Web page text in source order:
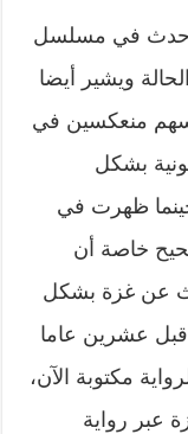
حدث في مسلسل
ويشير أيضا
منعكسين في
بشكل
ظهرت في
خاصة أن
عن غزة بشكل
عشرين عاما
مكتوبة الآن،
عبر رواية